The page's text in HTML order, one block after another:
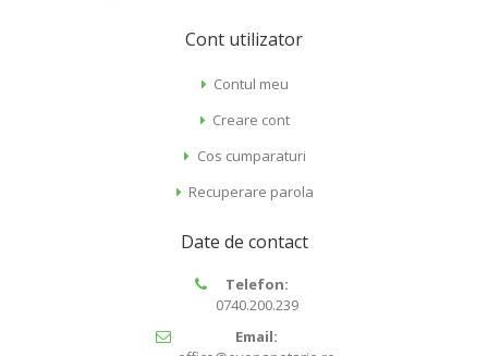
Cont utilizator
Contul meu
Creare cont
Cos cumparaturi
Recuperare parola
Date de contact
Telefon:
0740.200.239
Email: